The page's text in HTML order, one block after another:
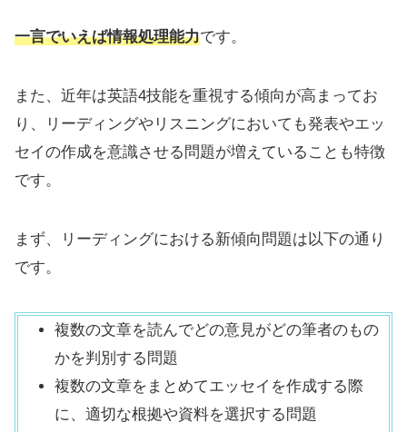
一言でいえば情報処理能力です。
また、近年は英語4技能を重視する傾向が高まってお
り、リーディングやリスニングにおいても発表やエッ
セイの作成を意識させる問題が増えていることも特徴
です。
まず、リーディングにおける新傾向問題は以下の通り
です。
複数の文章を読んでどの意見がどの筆者のもの
かを判別する問題
複数の文章をまとめてエッセイを作成する際
に、適切な根拠や資料を選択する問題